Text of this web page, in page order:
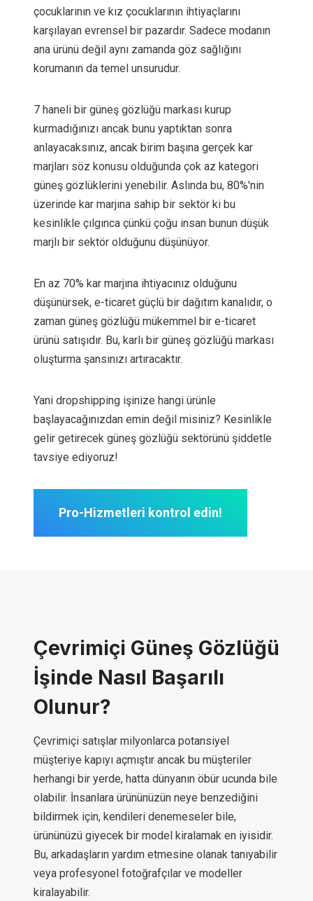
çocuklarının ve kız çocuklarının ihtiyaçlarını
karşılayan evrensel bir pazardır. Sadece modanın
ana ürünü değil aynı zamanda göz sağlığını
korumanın da temel unsurudur.
7 haneli bir güneş gözlüğü markası kurup
kurmadığınızı ancak bunu yaptıktan sonra
anlayacaksınız, ancak birim başına gerçek kar
marjları söz konusu olduğunda çok az kategori
güneş gözlüklerini yenebilir. Aslında bu, 80%'nin
üzerinde kar marjına sahip bir sektör ki bu
kesinlikle çılgınca çünkü çoğu insan bunun düşük
marjlı bir sektör olduğunu düşünüyor.
En az 70% kar marjına ihtiyacınız olduğunu
düşünürsek, e-ticaret güçlü bir dağıtım kanalıdır, o
zaman güneş gözlüğü mükemmel bir e-ticaret
ürünü satışıdır. Bu, karlı bir güneş gözlüğü markası
oluşturma şansınızı artıracaktır.
Yani dropshipping işinize hangi ürünle
başlayacağınızdan emin değil misiniz? Kesinlikle
gelir getirecek güneş gözlüğü sektörünü şiddetle
tavsiye ediyoruz!
Pro-Hizmetleri kontrol edin!
Çevrimiçi Güneş Gözlüğü
İşinde Nasıl Başarılı
Olunur?
Çevrimiçi satışlar milyonlarca potansiyel
müşteriye kapıyı açmıştır ancak bu müşteriler
herhangi bir yerde, hatta dünyanın öbür ucunda bile
olabilir. İnsanlara ürününüzün neye benzediğini
bildirmek için, kendileri denemeseler bile,
ürününüzü giyecek bir model kiralamak en iyisidir.
Bu, arkadaşların yardım etmesine olanak tanıyabilir
veya profesyonel fotoğrafçılar ve modeller
kiralayabilir.